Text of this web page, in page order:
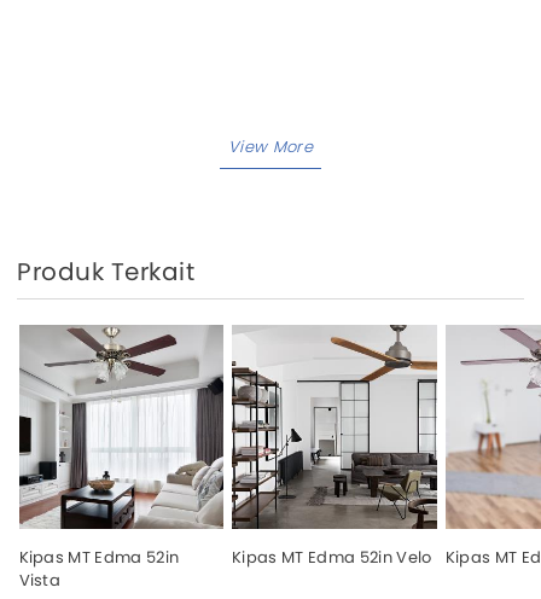
Produk Terkait
Kipas MT Edma 52in
Vista
Kipas MT Edma 52in Velo Kipas MT